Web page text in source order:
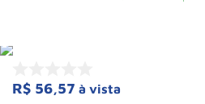
R$ 56,57 à vista
8 Roda